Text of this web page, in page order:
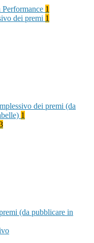
1
dei premi 1
dei premi (da
1
(da pubblicare in